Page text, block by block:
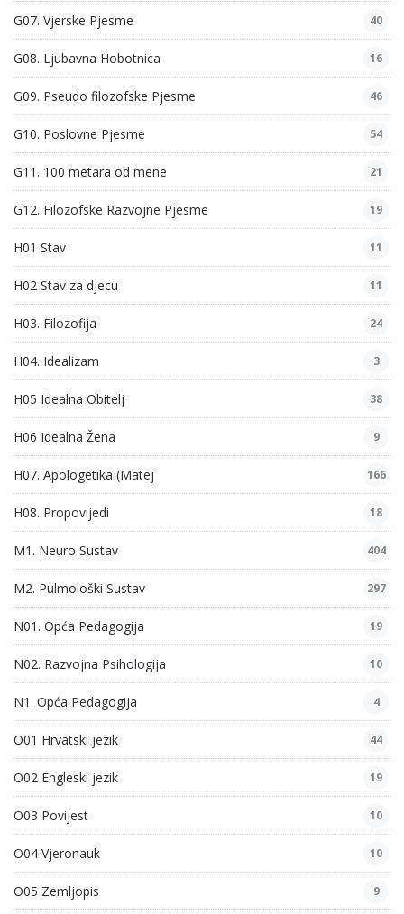
G07. Vjerske Pjesme 40
G08. Ljubavna Hobotnica 16
G09. Pseudo filozofske Pjesme 46
G10. Poslovne Pjesme 54
G11. 100 metara od mene 21
G12. Filozofske Razvojne Pjesme 19
H01 Stav 11
H02 Stav za djecu 11
H03. Filozofija 24
H04. Idealizam 3
H05 Idealna Obitelj 38
H06 Idealna Žena 9
H07. Apologetika (Matej 166
H08. Propovijedi 18
M1. Neuro Sustav 404
M2. Pulmološki Sustav 297
N01. Opća Pedagogija 19
N02. Razvojna Psihologija 10
N1. Opća Pedagogija 4
O01 Hrvatski jezik 44
O02 Engleski jezik 19
O03 Povijest 10
O04 Vjeronauk 10
O05 Zemljopis 9